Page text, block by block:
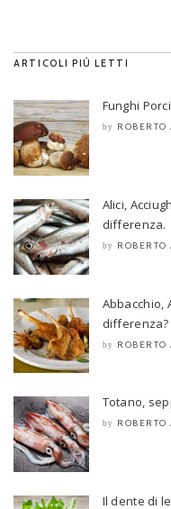
ARTICOLI PIÙ LETTI
Funghi
by ROBERTO
Alici,
differenza.
by ROBERTO
Abbacchio,
differenza?
by ROBERTO
Totano,
by ROBERTO
Il dente di